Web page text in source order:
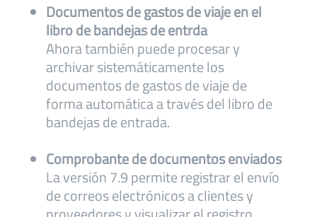
Documentos de gastos de viaje en el
libro de bandejas de entrda
Ahora también puede procesar y
archivar sistemáticamente los
documentos de gastos de viaje de
forma automática a través del libro de
bandejas de entrada.
Comprobante de documentos enviados
La versión 7.9 permite registrar el envío
de correos electrónicos a clientes y